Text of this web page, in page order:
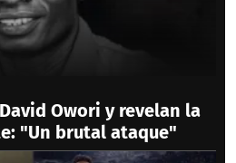
Owori y revelan la
"Un brutal ataque"